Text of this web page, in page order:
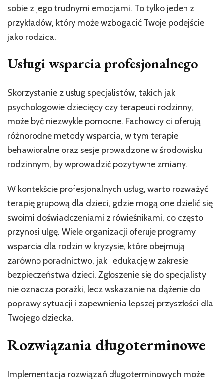
sobie z jego trudnymi emocjami. To tylko jeden z
przykładów, który może wzbogacić Twoje podejście
jako rodzica.
Usługi wsparcia profesjonalnego
Skorzystanie z usług specjalistów, takich jak
psychologowie dziecięcy czy terapeuci rodzinny,
może być niezwykle pomocne. Fachowcy ci oferują
różnorodne metody wsparcia, w tym terapie
behawioralne oraz sesje prowadzone w środowisku
rodzinnym, by wprowadzić pozytywne zmiany.
W kontekście profesjonalnych usług, warto rozważyć
terapię grupową dla dzieci, gdzie mogą one dzielić się
swoimi doświadczeniami z rówieśnikami, co często
przynosi ulgę. Wiele organizacji oferuje programy
wsparcia dla rodzin w kryzysie, które obejmują
zarówno poradnictwo, jak i edukację w zakresie
bezpieczeństwa dzieci. Zgłoszenie się do specjalisty
nie oznacza porażki, lecz wskazanie na dążenie do
poprawy sytuacji i zapewnienia lepszej przyszłości dla
Twojego dziecka.
Rozwiązania długoterminowe
Implementacja rozwiązań długoterminowych może